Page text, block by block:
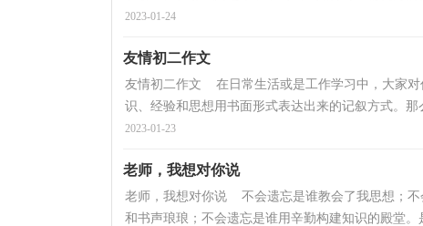
2023-01-24
友情初二作文
友情初二作文 在日常生活或是工作学习中，大家对
识、经验和思想用书面形式表达出来的记叙方式。那
2023-01-23
老师，我想对你说
老师，我想对你说 不会遗忘是谁教会了我思想；不
和书声琅琅；不会遗忘是谁用辛勤构建知识的殿堂